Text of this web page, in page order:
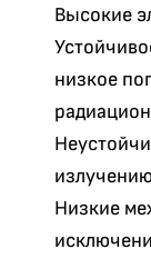
Высокие
низкое
Низкие